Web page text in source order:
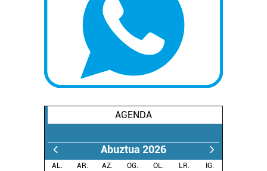
AGENDA
Abuztua 2026
AL. AR. AZ. OG. OL. LR.
IG.